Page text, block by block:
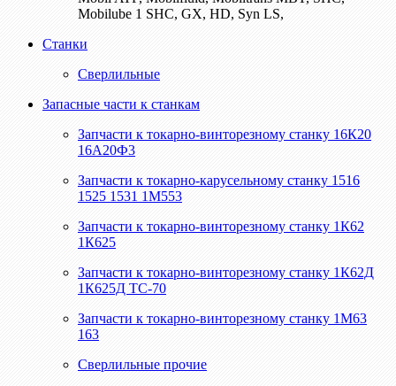
Mobilube 1 SHC, GX, HD, Syn LS,
Станки
Сверлильные
Запасные части к станкам
Запчасти к токарно-винторезному станку 16К20
16А20Ф3
Запчасти к токарно-карусельному станку 1516
1525 1531 1М553
Запчасти к токарно-винторезному станку 1К62
1К625
Запчасти к токарно-винторезному станку 1К62Д
1К625Д ТС-70
Запчасти к токарно-винторезному станку 1М63
163
Сверлильные прочие